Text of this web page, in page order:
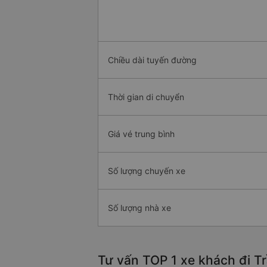
Chiều dài tuyến đường
Thời gian di chuyển
Giá vé trung bình
Số lượng chuyến xe
Số lượng nhà xe
Tư vấn TOP 1 xe khách đi